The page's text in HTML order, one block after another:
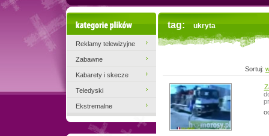
tag: ukryta
Sortuj:
Kategorie plików
Reklamy telewizyjne
Zabawne
Kabarety i skecze
Teledyski
Ekstremalne